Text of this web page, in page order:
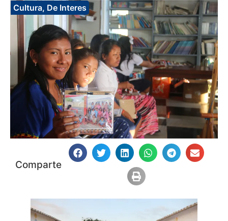
Cultura, De Interes
Comparte